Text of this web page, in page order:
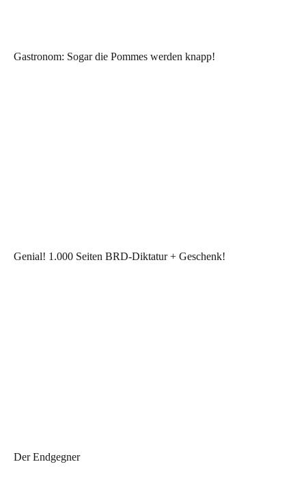
Gastronom: Sogar die Pommes werden knapp!
Genial! 1.000 Seiten BRD-Diktatur + Geschenk!
Der Endgegner